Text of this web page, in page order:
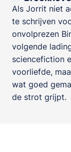
Als Jorrit niet
te schrijven
onvolprezen
volgende
sciencefiction
voorliefde,
wat goed
de strot grijpt.